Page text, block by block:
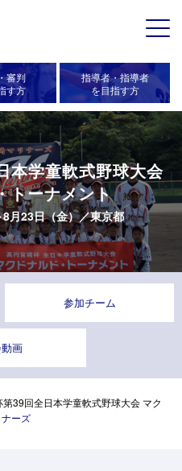
審判
す方
指導者・指導者
を目指す方
本学童軟式野球大会
トーナメント
月23日（金）／東京都
参加チーム
画
39回全日本学童軟式野球大会 マク
ーズ